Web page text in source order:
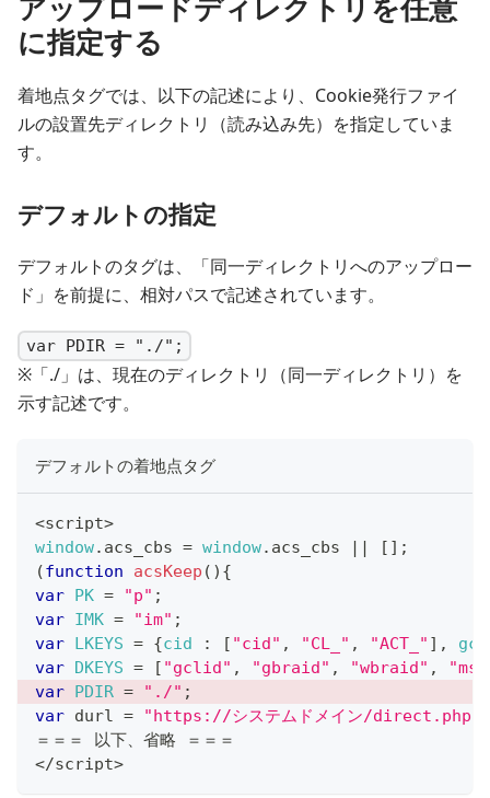
アップロードディレクトリを任意
に指定する
着地点タグでは、以下の記述により、Cookie発行ファイ
ルの設置先ディレクトリ（読み込み先）を指定していま
す。
デフォルトの指定
デフォルトのタグは、「同一ディレクトリへのアップロー
ド」を前提に、相対パスで記述されています。
var PDIR = "./";
※「./」は、現在のディレクトリ（同一ディレクトリ）を
示す記述です。
デフォルトの着地点タグ
<script>
window. acs_cbs = window. acs_cbs || [ ] ;
(function acsKeep ( ) {
var PK = "p" ;
var IMK = "im" ;
var LKEYS = {cid : [ "cid" , "CL_" , "ACT_" ] ,
var DKEYS = [ "gclid" , "gbraid" , "wbraid" ,
var PDIR = "./" ;
var durl = "https://システムドメイン/direct.php"
＝＝＝ 以下、省略 ＝＝＝
</script>